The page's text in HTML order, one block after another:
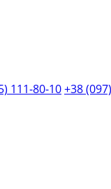
111-80-10+38